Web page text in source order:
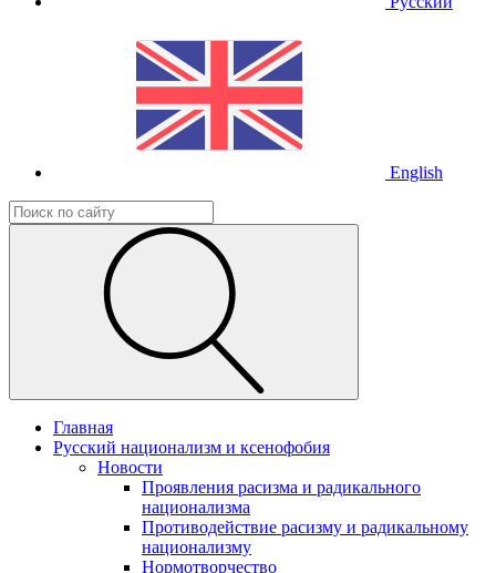
English
Главная
Русский национализм и ксенофобия
Новости
Проявления расизма и радикального
национализма
Противодействие расизму и радикальному
национализму
Нормотворчество